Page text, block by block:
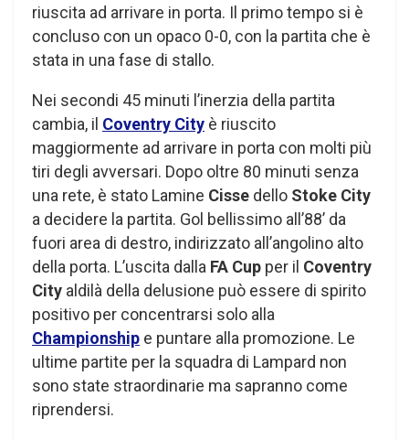
riuscita ad arrivare in porta. Il primo tempo si è
concluso con un opaco 0-0, con la partita che è
stata in una fase di stallo.
Nei secondi 45 minuti l’inerzia della partita
cambia, il Coventry City è riuscito
maggiormente ad arrivare in porta con molti più
tiri degli avversari. Dopo oltre 80 minuti senza
una rete, è stato Lamine Cisse dello Stoke City
a decidere la partita. Gol bellissimo all’88’ da
fuori area di destro, indirizzato all’angolino alto
della porta. L’uscita dalla FA Cup per il Coventry
City aldilà della delusione può essere di spirito
positivo per concentrarsi solo alla
Championship e puntare alla promozione. Le
ultime partite per la squadra di Lampard non
sono state straordinarie ma sapranno come
riprendersi.